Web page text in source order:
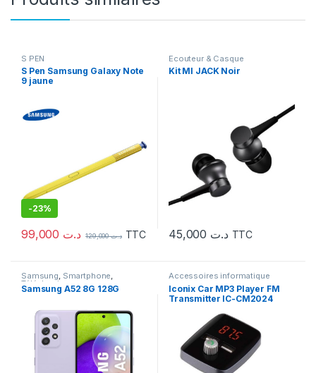
S PEN
S Pen Samsung Galaxy Note
9 jaune
-23%
د.ت د.ت129,000 TTC
Ecouteur & Casque
Kit MI JACK Noir
د.ت TTC
Samsung, Smartphone,
Téléphonie
Samsung A52 8G 128G
Accessoires informatique
Iconix Car MP3 Player FM
Transmitter IC-CM2024